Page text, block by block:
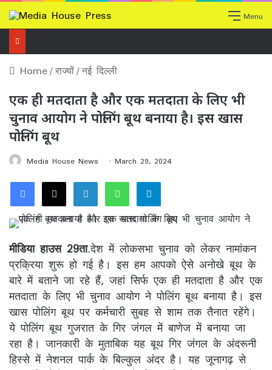
Menu
Home/राज्यों/नई दिल्ली
एक ही मतदाता है और एक मतदाता के लिए भी
चुनाव आयोग ने पोलिंग बूथ बनाया है। इस खास
पोलिंग बूथ
Media House News March 29, 2024
Facebook
X LinkedInWhatsAppTelegram
मीडिया हाउस 29ता.देश में लोकसभा चुनाव को लेकर नामांकन
प्रक्रिया शुरू हो गई है। इस हम आपको ऐसे अनोखे बूथ के
बारे में बताने जा रहे हैं, जहां सिर्फ एक ही मतदाता है और एक
मतदाता के लिए भी चुनाव आयोग ने पोलिंग बूथ बनाया है। इस
खास पोलिंग बूथ पर कर्मचारी सुबह से शाम तक तैनात रहेंगे।
ये पोलिंग बूथ गुजरात के गिर जंगल में बाणेज में बनाया जा
रहा है। जानकारी के मुताबिक यह बूथ गिर जंगल के अंदरूनी
हिस्से में नेशनल पार्क के बिल्कुल अंदर है। यह जूनागढ़ से